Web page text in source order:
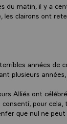
du matin, il y a
les clairons ont
années de
plusieurs
Alliés ont
pour
que nul ne peut